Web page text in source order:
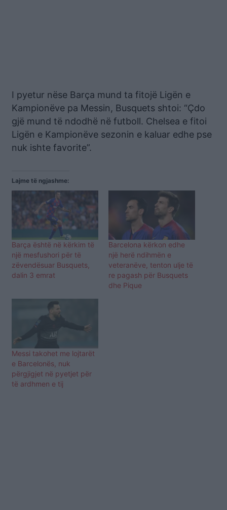
I pyetur nëse Barça mund ta fitojë Ligën e
Kampionëve pa Messin, Busquets shtoi: “Çdo
gjë mund të ndodhë në futboll. Chelsea e fitoi
Ligën e Kampionëve sezonin e kaluar edhe pse
nuk ishte favorite”.
Lajme të ngjashme:
Barça është në kërkim të
një mesfushori për të
zëvendësuar Busquets,
dalin 3 emrat
Barcelona kërkon edhe
një herë ndihmën e
veteranëve, tenton ulje të
re pagash për Busquets
dhe Pique
Messi takohet me lojtarët
e Barcelonës, nuk
përgjigjet në pyetjet për
të ardhmen e tij